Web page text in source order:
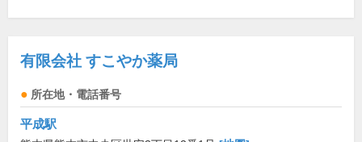
有限会社 すこやか薬局
所在地・電話番号
平成駅